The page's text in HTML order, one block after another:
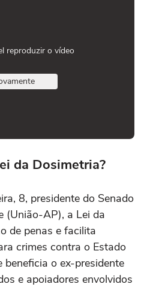
reproduzir o vídeo
da Dosimetria?
8, presidente do Senado
(União-AP), a Lei da
de penas e facilita
crimes contra o Estado
beneficia o ex-presidente
e apoiadores envolvidos